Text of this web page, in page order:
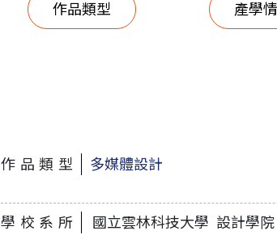
作品類型 產學
作品類型 多媒體設計
學校系所 國立雲林科技大學 設計學